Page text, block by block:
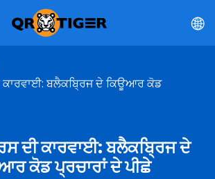
ਬਲੈਕਬ੍ਰਿਜ ਦੇ ਕਿਊਆਰ ਕੋਡ
ਦੀ ਕਾਰਵਾਈ: ਬਲੈਕਬ੍ਰਿਜ ਦੇ
ਕੋਡ ਪ੍ਰਚਾਰਾਂ ਦੇ ਪੀਛੇ